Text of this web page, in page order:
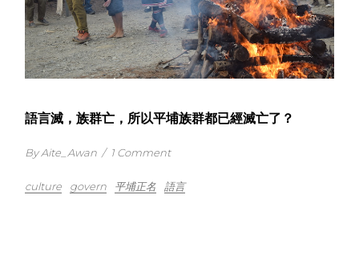
語言滅，族群亡，所以平埔族群都已經滅亡了？
By Aite_Awan / 1 Comment
culture govern 平埔正名 語言